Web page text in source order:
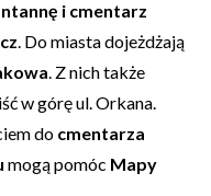
i cmentarz
. Do miasta dojeżdżają
. Z nich także
w górę ul. Orkana.
do cmentarza
mogą pomóc Mapy